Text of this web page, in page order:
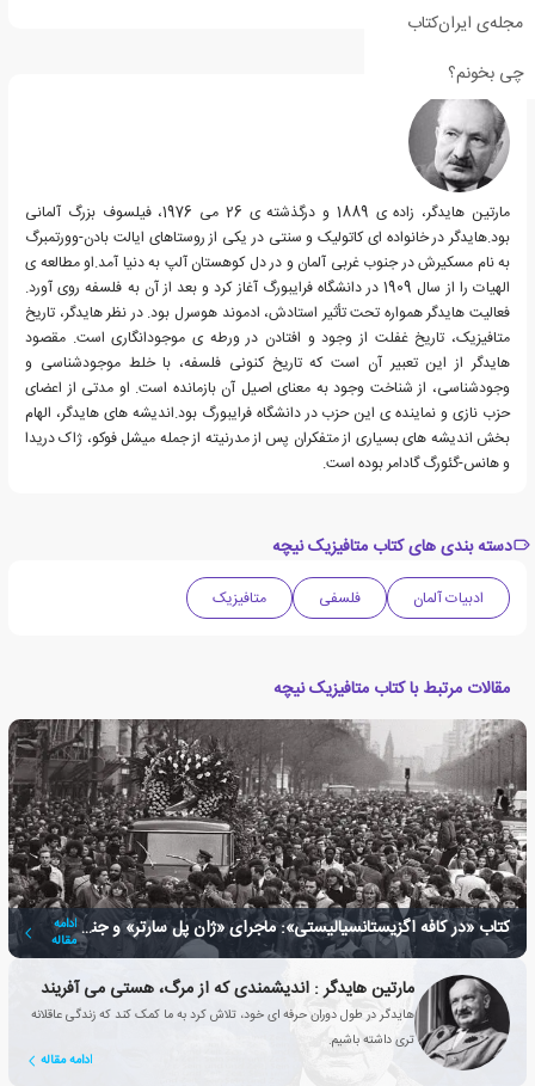
مجله‌ی ایران‌کتاب
چی بخونم؟
درباره مارتین هایدگر
مارتین هایدگر، زاده ی 1889 و درگذشته ی 26 می 1976، فیلسوف بزرگ آلمانی
بود.هایدگر در خانواده ای کاتولیک و سنتی در یکی از روستاهای ایالت بادن-وورتمبرگ
به نام مسکیرش در جنوب غربی آلمان و در دل کوهستان آلپ به دنیا آمد.او مطالعه ی
الهیات را از سال 1909 در دانشگاه فرایبورگ آغاز کرد و بعد از آن به فلسفه روی آورد.
فعالیت هایدگر همواره تحت تأثیر استادش، ادموند هوسرل بود. در نظر هایدگر، تاریخ
متافیزیک، تاریخ غفلت از وجود و افتادن در ورطه ی موجودانگاری است. مقصود
هایدگر از این تعبیر آن است که تاریخ کنونی فلسفه، با خلط موجودشناسی و
وجودشناسی، از شناخت وجود به معنای اصیل آن بازمانده است. او مدتی از اعضای
حزب نازی و نماینده ی این حزب در دانشگاه فرایبورگ بود.اندیشه های هایدگر، الهام
بخش اندیشه های بسیاری از متفکران پس از مدرنیته از جمله میشل فوکو، ژاک دریدا
و هانس-گئورگ گادامر بوده است.
دسته بندی های کتاب متافیزیک نیچه
ادبیات آلمان فلسفی متافیزیک
مقالات مرتبط با کتاب متافیزیک نیچه
کتاب «در کافه اگزیستانسیالیستی»: ماجرای «ژان پل سارتر» و جنبش جدید او ادامه
مقاله
مارتین هایدگر : اندیشمندی که از مرگ، هستی می آفریند
هایدگر در طول دوران حرفه ای خود، تلاش کرد به ما کمک کند که زندگی عاقلانه
تری داشته باشیم.
ادامه مقاله